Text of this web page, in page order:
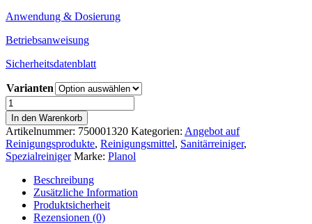
Anwendung & Dosierung
Betriebsanweisung
Sicherheitsdatenblatt
Varianten
Sanitärreiniger
Plano
Flex
Duo
von
Planol
kraftvoller
Duo-
Reiniger
In den Warenkorb
Artikelnummer: 750001320 Kategorien: Angebot auf
Reinigungsprodukte, Reinigungsmittel, Sanitärreiniger,
Spezialreiniger Marke: Planol
Beschreibung
Zusätzliche Information
Produktsicherheit
Rezensionen (0)